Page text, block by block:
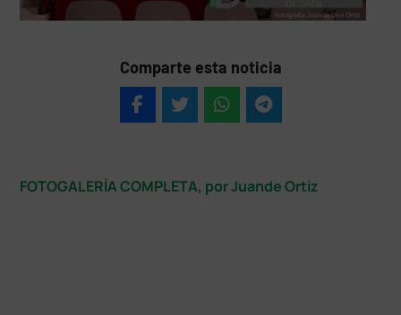
Comparte esta noticia
FOTOGALERÍA COMPLETA, por Juande Ortiz